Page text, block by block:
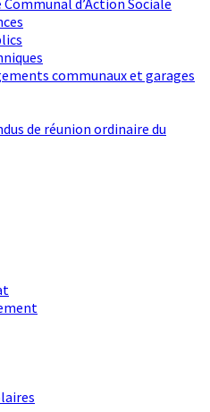
d’Action Sociale
communaux et garages
de réunion ordinaire du